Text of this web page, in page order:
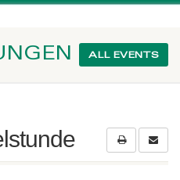
ALL EVENTS